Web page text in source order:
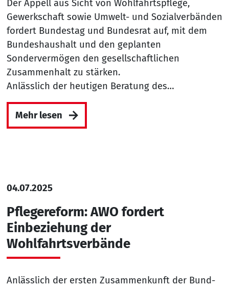
Der Appell aus Sicht von Wohlfahrtspflege,
Gewerkschaft sowie Umwelt- und Sozialverbänden
fordert Bundestag und Bundesrat auf, mit dem
Bundeshaushalt und den geplanten
Sondervermögen den gesellschaftlichen
Zusammenhalt zu stärken.
Anlässlich der heutigen Beratung des…
Mehr lesen
04.07.2025
Pflegereform: AWO fordert
Einbeziehung der
Wohlfahrtsverbände
Anlässlich der ersten Zusammenkunft der Bund-